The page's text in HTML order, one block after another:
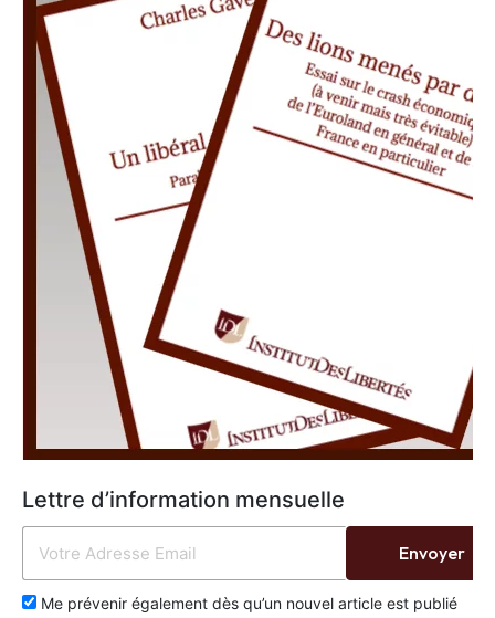
Lettre d’information mensuelle
Me prévenir également dès qu’un nouvel article est publié
Envoyer